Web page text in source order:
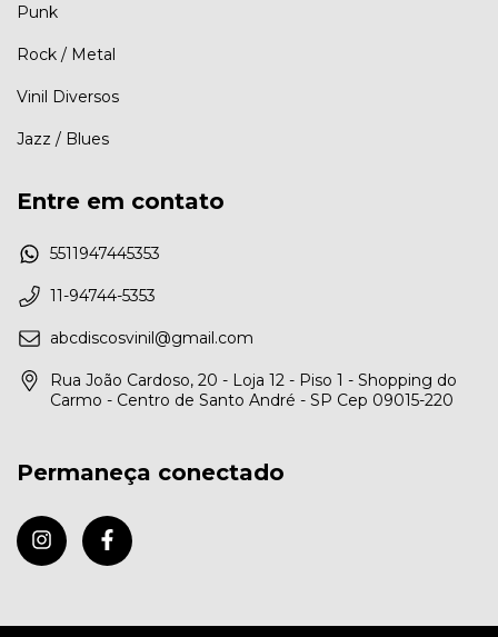
Punk
Rock / Metal
Vinil Diversos
Jazz / Blues
Entre em contato
5511947445353
11-94744-5353
abcdiscosvinil@gmail.com
Rua João Cardoso, 20 - Loja 12 - Piso 1 - Shopping do
Carmo - Centro de Santo André - SP Cep 09015-220
Permaneça conectado